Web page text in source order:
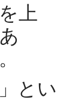
上
とい